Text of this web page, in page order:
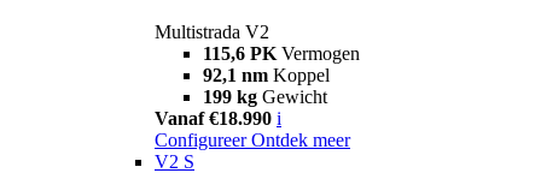
Multistrada V2
115,6 PK Vermogen
92,1 nm Koppel
199 kg Gewicht
Vanaf €18.990 i
Configureer Ontdek meer
V2 S